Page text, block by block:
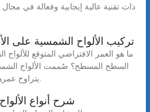
ذات تقنية عالية إيجابية وفعالة في
تركيب الألواح الشمسية على
السطح المسطح؟ صُممت الألواح
يتراوح عمرها الافتراضي بين 25 و30 عامًا.
شرح أنواع